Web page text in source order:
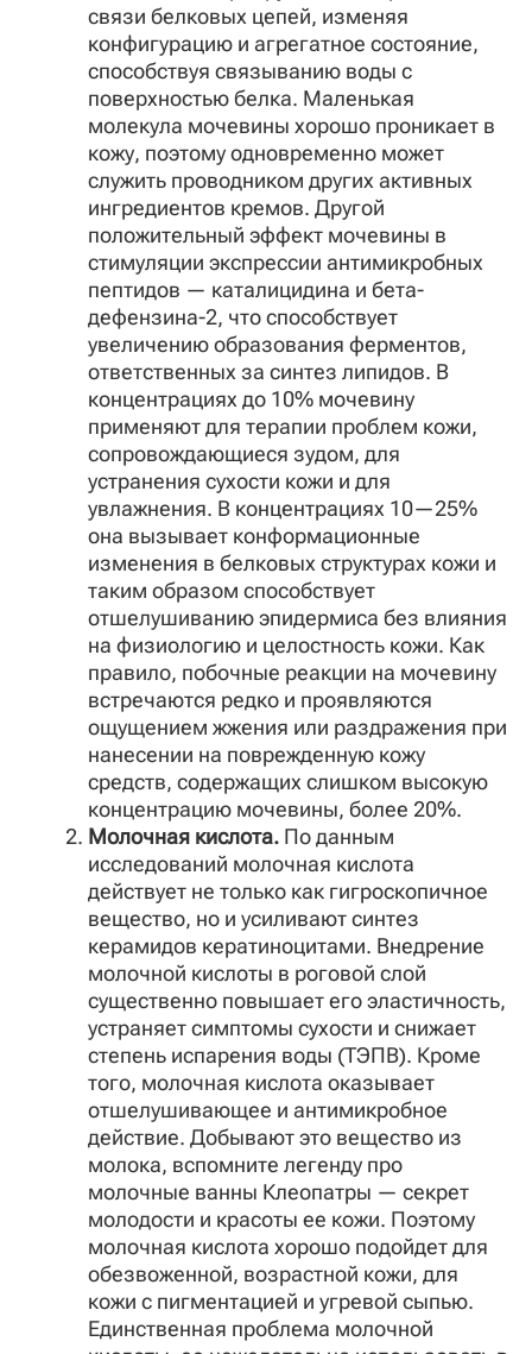
связи белковых цепей, изменяя
конфигурацию и агрегатное состояние,
способствуя связыванию воды с
поверхностью белка. Маленькая
молекула мочевины хорошо проникает в
кожу, поэтому одновременно может
служить проводником других активных
ингредиентов кремов. Другой
положительный эффект мочевины в
стимуляции экспрессии антимикробных
пептидов — каталицидина и бета-
дефензина-2, что способствует
увеличению образования ферментов,
ответственных за синтез липидов. В
концентрациях до 10% мочевину
применяют для терапии проблем кожи,
сопровождающиеся зудом, для
устранения сухости кожи и для
увлажнения. В концентрациях 10—25%
она вызывает конформационные
изменения в белковых структурах кожи и
таким образом способствует
отшелушиванию эпидермиса без влияния
на физиологию и целостность кожи. Как
правило, побочные реакции на мочевину
встречаются редко и проявляются
ощущением жжения или раздражения при
нанесении на поврежденную кожу
средств, содержащих слишком высокую
концентрацию мочевины, более 20%.
Молочная кислота. По данным
исследований молочная кислота
действует не только как гигроскопичное
вещество, но и усиливают синтез
керамидов кератиноцитами. Внедрение
молочной кислоты в роговой слой
существенно повышает его эластичность,
устраняет симптомы сухости и снижает
степень испарения воды (ТЭПВ). Кроме
того, молочная кислота оказывает
отшелушивающее и антимикробное
действие. Добывают это вещество из
молока, вспомните легенду про
молочные ванны Клеопатры — секрет
молодости и красоты ее кожи. Поэтому
молочная кислота хорошо подойдет для
обезвоженной, возрастной кожи, для
кожи с пигментацией и угревой сыпью.
Единственная проблема молочной